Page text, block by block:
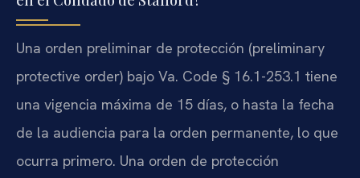
Una orden preliminar de protección (preliminary
protective order) bajo Va. Code § 16.1-253.1 tiene
una vigencia máxima de 15 días, o hasta la fecha
de la audiencia para la orden permanente, lo que
ocurra primero. Una orden de protección